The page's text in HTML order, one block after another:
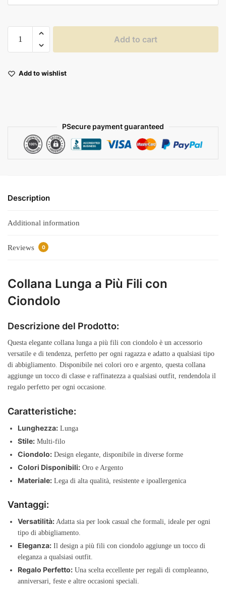
Add to cart
Add to wishlist
PSecure payment guaranteed
Description
Additional information
Reviews 0
Collana Lunga a Più Fili con
Ciondolo
Descrizione del Prodotto:
Questa elegante collana lunga a più fili con ciondolo è un accessorio
versatile e di tendenza, perfetto per ogni ragazza e adatto a qualsiasi tipo
di abbigliamento. Disponibile nei colori oro e argento, questa collana
aggiunge un tocco di classe e raffinatezza a qualsiasi outfit, rendendola il
regalo perfetto per ogni occasione.
Caratteristiche:
Lunghezza: Lunga
Stile: Multi-filo
Ciondolo: Design elegante, disponibile in diverse forme
Colori Disponibili: Oro e Argento
Materiale: Lega di alta qualità, resistente e ipoallergenica
Vantaggi:
Versatilità: Adatta sia per look casual che formali, ideale per ogni
tipo di abbigliamento.
Eleganza: Il design a più fili con ciondolo aggiunge un tocco di
eleganza a qualsiasi outfit.
Regalo Perfetto: Una scelta eccellente per regali di compleanno,
anniversari, feste e altre occasioni speciali.